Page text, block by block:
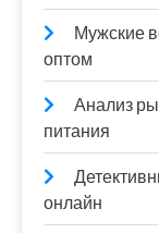
Мужские
оптом
Анализ
питания
онлайн